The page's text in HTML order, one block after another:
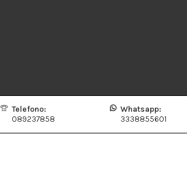
Telefono:
089237858
Whatsapp:
3338855601